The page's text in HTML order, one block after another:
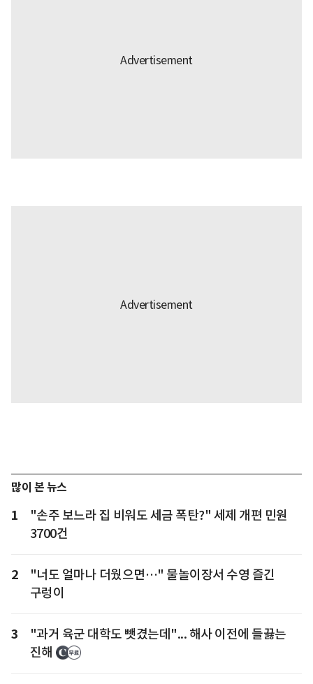
많이 본 뉴스
1
"손주 보느라 집 비워도 세금 폭탄?" 세제 개편 민원
3700건
2
"너도 얼마나 더웠으면…" 물놀이장서 수영 즐긴
구렁이
3
"과거 육군 대학도 뺏겼는데"... 해사 이전에 들끓는
진해